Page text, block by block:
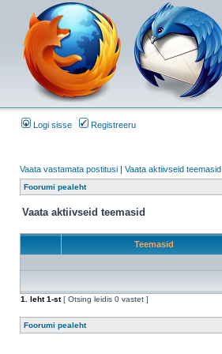
Logi sisse Registreeru
Vaata vastamata postitusi | Vaata aktiivseid teemasid
Foorumi pealeht
Vaata aktiivseid teemasid
Teemasid
1
. leht1-st[ Otsing leidis 0 vastet ]
Foorumi pealeht